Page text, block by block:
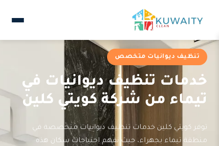
تنظيف ديوانيات متخصص
خدمات تنظيف ديوانيات في
تيماء من شركة كويتي كلين
توفر كويتي كلين خدمات تنظيف ديوانيات متخصصة في
منطقة تيماء بجهراء، حيث نفهم احتياجات سكان هذه